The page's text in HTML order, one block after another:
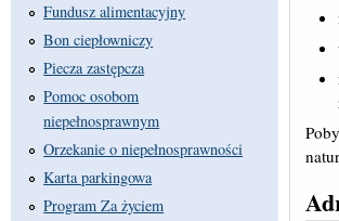
Fundusz alimentacyjny
Bon ciepłowniczy
Piecza zastępcza
Pomoc osobom
niepełnosprawnym
Orzekanie o niepełnosprawności
Karta parkingowa
Program Za życiem